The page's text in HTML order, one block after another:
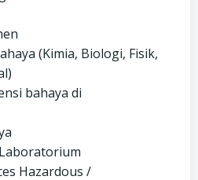
(Kimia, Biologi, Fisik,
bahaya di
Hazardous /